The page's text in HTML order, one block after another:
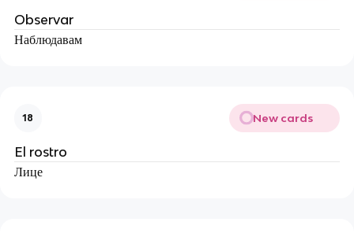
Observar
Наблюдавам
18 New cards
El rostro
Лице